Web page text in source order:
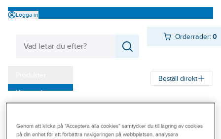
Logga in
Orderrader:0
Varumärken
Outlet
Beställ direkt
Genom att klicka på "Acceptera alla cookies" samtycker du till lagring av cookies
på din enhet för att förbättra navigeringen på webbplatsen, analysera